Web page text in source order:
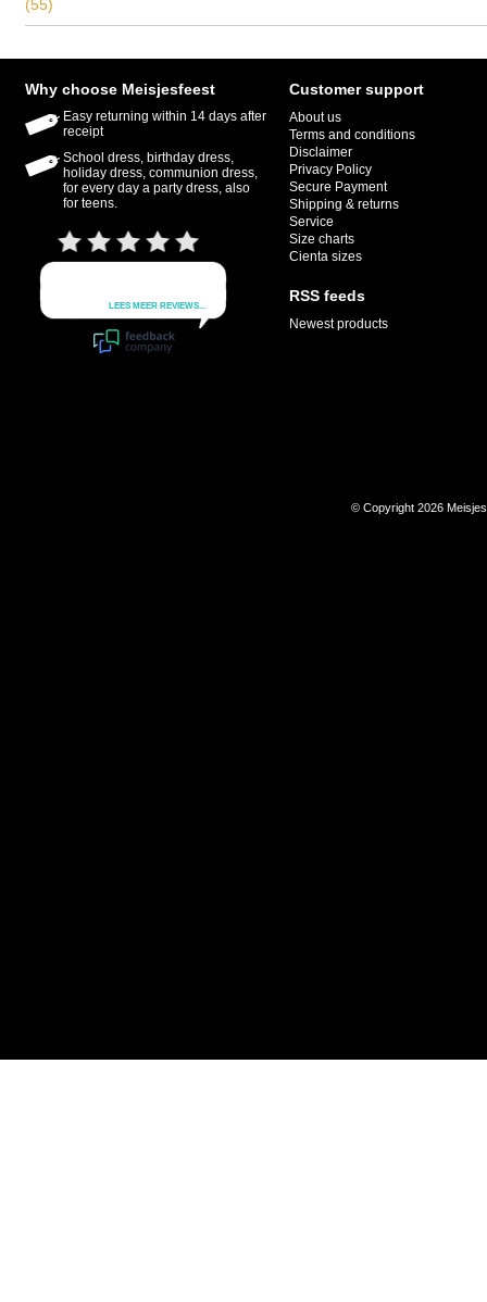
(55)
Why choose Meisjesfeest
Easy returning within 14 days after
receipt
School dress, birthday dress,
holiday dress, communion dress,
for every day a party dress, also
for teens.
Customer support
About us
Terms and conditions
Disclaimer
Privacy Policy
Secure Payment
Shipping & returns
Service
Size charts
Cienta sizes
RSS feeds
Newest products
© Copyright 2026